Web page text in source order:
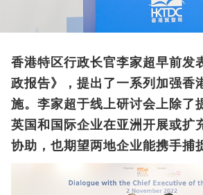
香港特区行政长官李家超早前发
政报告》，提出了一系列加强香
施。李家超于线上研讨会上除了
英国和国际企业在亚洲开展或扩
协助，也期望两地企业能携手捕